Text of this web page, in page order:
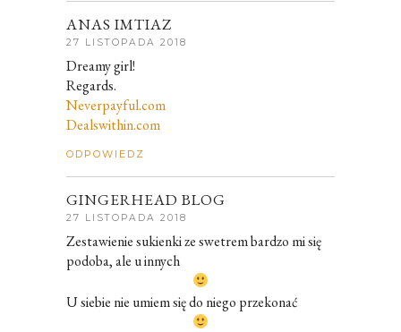
ANAS IMTIAZ
27 LISTOPADA 2018
Dreamy girl!
Regards.
Neverpayful.com
Dealswithin.com
ODPOWIEDZ
GINGERHEAD BLOG
27 LISTOPADA 2018
Zestawienie sukienki ze swetrem bardzo mi się
podoba, ale u innych
U siebie nie umiem się do niego przekonać